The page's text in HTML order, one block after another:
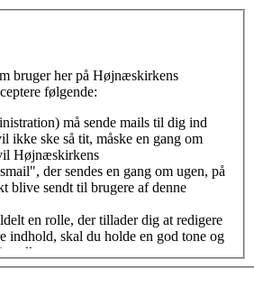
bruger her på Højnæskirkens
følgende:
må sende mails til dig ind
ikke ske så tit, måske en gang om
Højnæskirkens
der sendes en gang om ugen, på
blive sendt til brugere af denne
en rolle, der tillader dig at redigere
indhold, skal du holde en god tone og
rolle.